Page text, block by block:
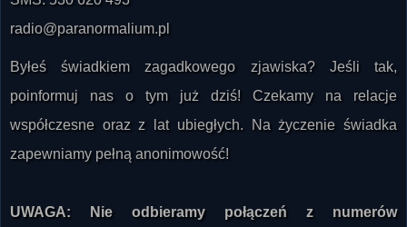
Byłeś świadkiem zagadkowego zjawiska? Jeśli tak,
poinformuj nas o tym już dziś! Czekamy na relacje
współczesne oraz z lat ubiegłych. Na życzenie świadka
zapewniamy pełną anonimowość!
zastrzeżonych